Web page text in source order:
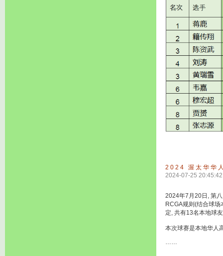
2024 渥太华华
2024-07-25 20:45:42
2024年7月20日, 第
RCGA规则(结合球
定, 共有13名本地球
本次球赛是本地华人
……